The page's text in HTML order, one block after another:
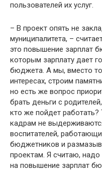
пользователей их услуг.
– В проект опять не
муниципалитета, –
это повышение зарплат
которым зарплату дает
бюджета. А мы, вместо
интересах, строим
но есть же вопрос
брать деньги с
кто же пойдет
кадрам не
воспитателей,
бюджетников и
проектам. Я считаю,
на повышение зарплат